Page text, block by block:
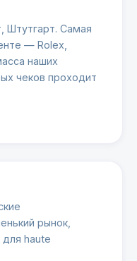
Штутгарт. Самая
— Rolex,
наших
чеков проходит
рынок,
haute